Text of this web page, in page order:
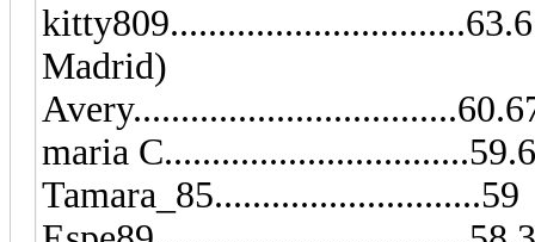
Madrid)
maria
Tamara_85............................59